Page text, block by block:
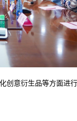
创意衍生品等方面进